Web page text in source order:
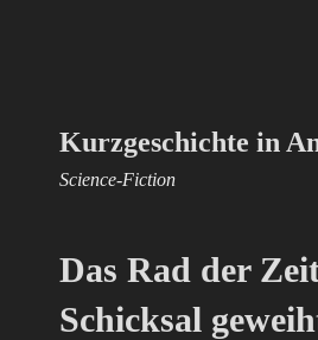
Kurzgeschichte in
Science-Fiction
Das Rad der
Schicksal